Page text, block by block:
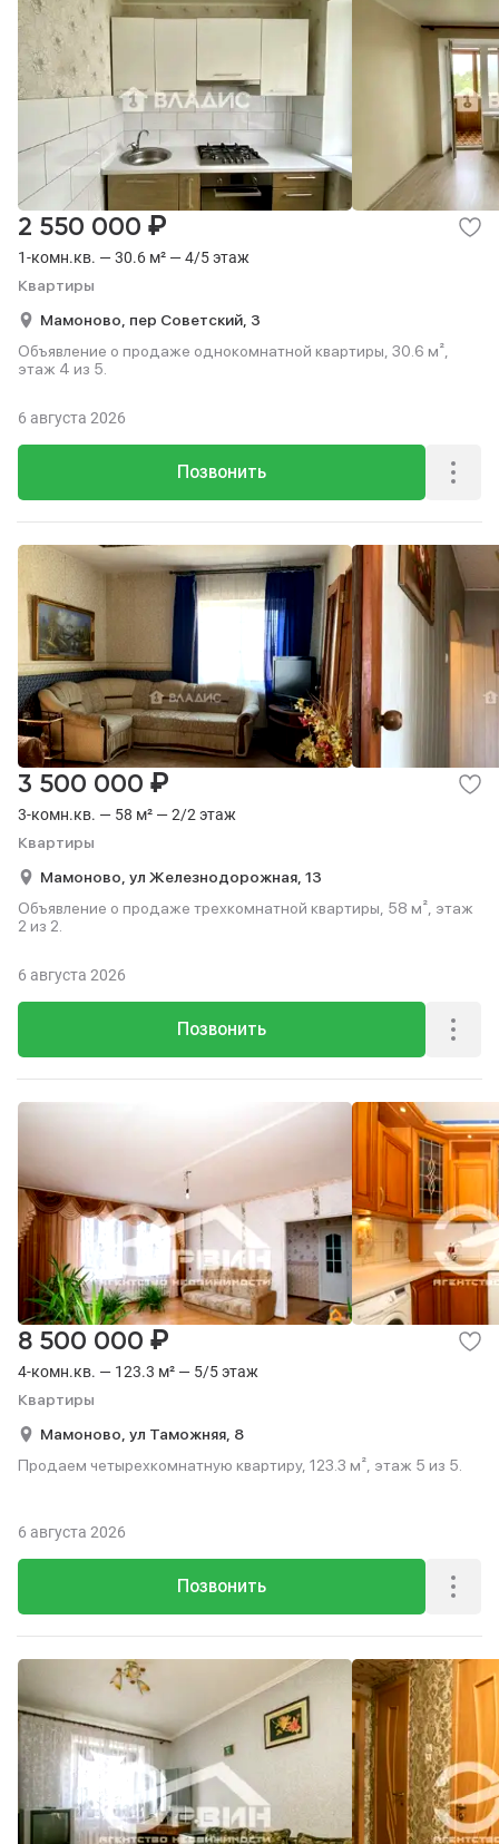
1-комн.кв. — 30.6 м² — 4/5 этаж
Квартиры
2 550 000 ₽
Мамоново, пер Советский, 3
Объявление о продаже однокомнатной квартиры, 30.6 м²,
этаж 4 из 5.
Позвонить
6 августа 2026
3-комн.кв. — 58 м² — 2/2 этаж
Квартиры
3 500 000 ₽
Мамоново, ул Железнодорожная, 13
Объявление о продаже трехкомнатной квартиры, 58 м², этаж
2 из 2.
Позвонить
6 августа 2026
4-комн.кв. — 123.3 м² — 5/5 этаж
Квартиры
8 500 000 ₽
Мамоново, ул Таможняя, 8
Продаем четырехкомнатную квартиру, 123.3 м², этаж 5 из 5.
Позвонить
6 августа 2026